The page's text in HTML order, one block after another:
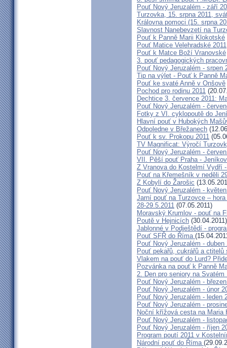
Pouť Nový Jeruzalém - září
Turzovka, 15. srpna 2011,
Královna pomoci (15. srpna
Slavnost Nanebevzetí na
Pouť k Panně Marii Klokotské
Pouť Matice Velehradské 2011
Pouť k Matce Boží Vranovské
3. pouť pedagogických
Pouť Nový Jeruzalém - srpen
Tip na výlet - Pouť k Panně
Pouť ke svaté Anně v Onšově
Pochod pro rodinu 2011
Dechtice 3. července 2011:
Pouť Nový Jeruzalém -
Fotky z VI. cyklopoutě do
Hlavní pouť v Hubokých
Odpoledne v Břežanech
Pouť k sv. Prokopu 2011
TV Magnificat: Výročí
Pouť Nový Jeruzalém -
VII. Pěší pouť Praha -
Z Vranova do Kostelmí Vydří
Pouť na Křemešník v neděli
Z Kobylí do Žarošic
Pouť Nový Jeruzalém -
Jarní pouť na Turzovce –
28-29.5.2011 (07.05.2011)
Moravský Krumlov - pouť na
Poutě v Hejnicích (30.04.2011)
Jablonné v Podještědí -
Pouť SFŘ do Říma
Pouť Nový Jeruzalém - duben
Pouť pekařů, cukrářů a ctitelů
Vlakem na pouť do Lurd?
Pozvánka na pouť k Panně
2. Den pro seniory na
Pouť Nový Jeruzalém -
Pouť Nový Jeruzalém - únor
Pouť Nový Jeruzalém - leden
Pouť Nový Jeruzalém -
Noční křížová cesta na Maria
Pouť Nový Jeruzalém -
Pouť Nový Jeruzalém - říjen
Program poutí 2011 v
Národní pouť do Říma